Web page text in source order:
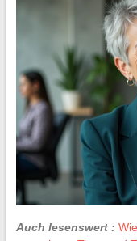
Auch lesenswert :